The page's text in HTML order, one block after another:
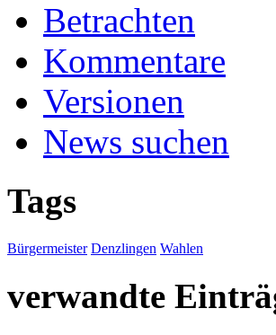
Betrachten
Kommentare
Versionen
News suchen
Tags
Bürgermeister Denzlingen Wahlen
verwandte